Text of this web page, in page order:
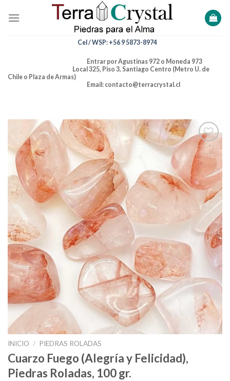
Cel / WSP: +56 9 5873-8974
Entrar por Agustinas 972 o Moneda 973
Local 325, Piso 3, Santiago Centro (Metro U. de
Chile o Plaza de Armas)
Email: contacto@terracrystal.cl
Añadir
a la
lista de
deseos
INICIO / PIEDRAS ROLADAS
Cuarzo Fuego (Alegría y Felicidad),
Piedras Roladas, 100 gr.